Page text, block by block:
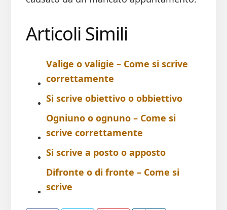
Articoli Simili
Valige o valigie – Come si scrive​
correttamente
Si scrive obiettivo o obbiettivo​
Ogniuno o ognuno – Come si
scrive​ correttamente
Si scrive a posto o apposto​
Difronte o di fronte – Come si
scrive​